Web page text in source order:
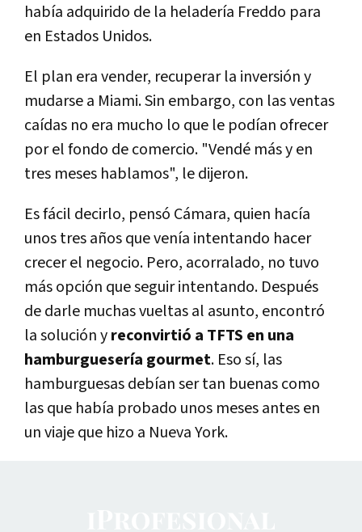
había adquirido de la heladería Freddo para
en Estados Unidos.
El plan era vender, recuperar la inversión y
mudarse a Miami. Sin embargo, con las ventas
caídas no era mucho lo que le podían ofrecer
por el fondo de comercio. "Vendé más y en
tres meses hablamos", le dijeron.
Es fácil decirlo, pensó Cámara, quien hacía
unos tres años que venía intentando hacer
crecer el negocio. Pero, acorralado, no tuvo
más opción que seguir intentando. Después
de darle muchas vueltas al asunto, encontró
la solución yreconvirtió a TFTS en una
hamburguesería gourmet. Eso sí, las
hamburguesas debían ser tan buenas como
las que había probado unos meses antes en
un viaje que hizo a Nueva York.